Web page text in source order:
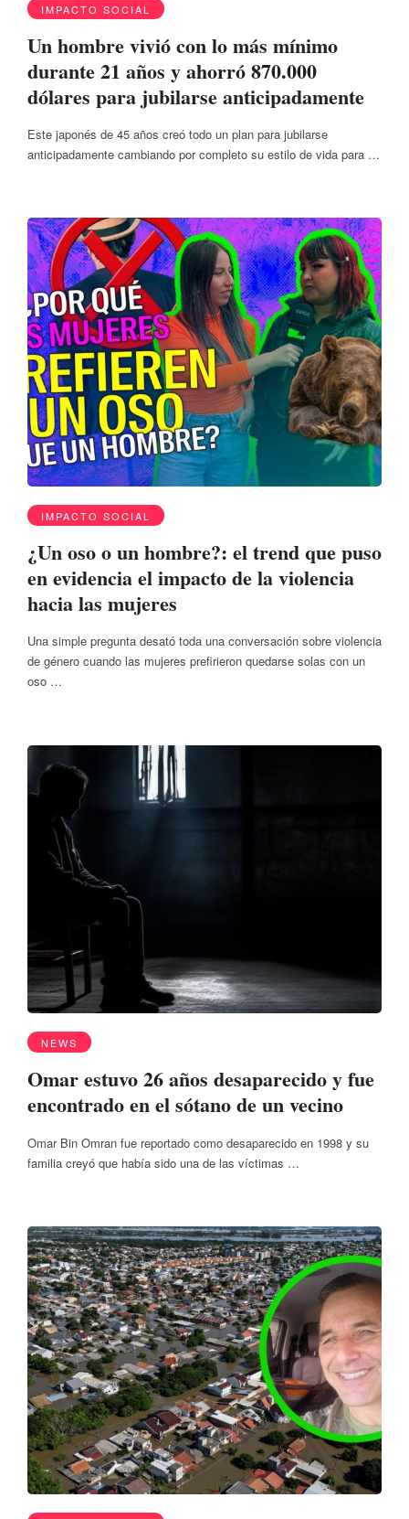
IMPACTO SOCIAL
Un hombre vivió con lo más mínimo
durante 21 años y ahorró 870.000
dólares para jubilarse anticipadamente
Este japonés de 45 años creó todo un plan para jubilarse
anticipadamente cambiando por completo su estilo de vida para …
IMPACTO SOCIAL
¿Un oso o un hombre?: el trend que puso
en evidencia el impacto de la violencia
hacia las mujeres
Una simple pregunta desató toda una conversación sobre violencia
de género cuando las mujeres prefirieron quedarse solas con un
oso …
NEWS
Omar estuvo 26 años desaparecido y fue
encontrado en el sótano de un vecino
Omar Bin Omran fue reportado como desaparecido en 1998 y su
familia creyó que había sido una de las víctimas …